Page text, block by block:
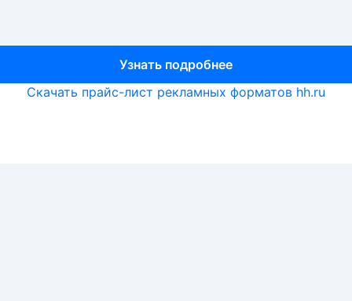
Узнать подробнее
Узнать подробнее
Скачать прайс-лист рекламных форматов hh.ru